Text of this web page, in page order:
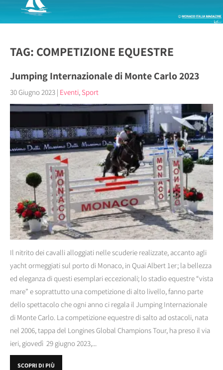
TAG: COMPETIZIONE EQUESTRE
Jumping Internazionale di Monte Carlo 2023
30 Giugno 2023 | Eventi, Sport
Il nitrito dei cavalli alloggiati nelle scuderie realizzate, accanto agli
yacht ormeggiati sul porto di Monaco, in Quai Albert 1er; la bellezza
ed eleganza di questi esemplari eccezionali; lo stadio equestre “vista
mare” e soprattutto una competizione di alto livello, fanno parte
dello spettacolo che ogni anno ci regala il Jumping Internazionale
di Monte Carlo. La competizione equestre di salto ad ostacoli, nata
nel 2006, tappa del Longines Global Champions Tour, ha preso il via
ieri, giovedì 29 giugno 2023,...
SCOPRI DI PIÙ